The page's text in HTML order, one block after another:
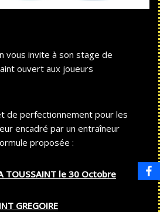
vous invite à son stage de
ouvert aux joueurs
de perfectionnement pour les
encadré par un entraîneur
proposée :
TOUSSAINT le 30 Octobre
GREGOIRE